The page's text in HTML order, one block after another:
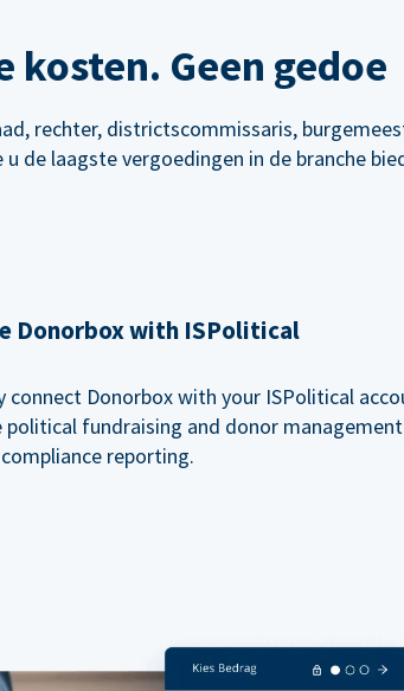
kosten. Geen gedoe
rechter, districtscommissaris,
de laagste vergoedingen in de branche
Donorbox with ISPolitical
connect Donorbox with your ISPolitical
political fundraising and donor
reporting.